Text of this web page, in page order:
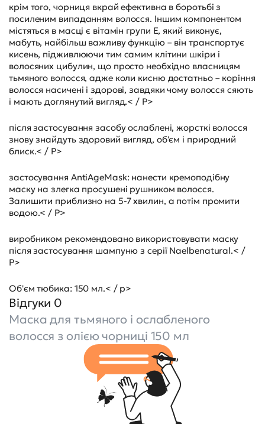
крім того, чорниця вкрай ефективна в боротьбі з
посиленим випаданням волосся. Іншим компонентом
містяться в масці є вітамін групи Е, який виконує,
мабуть, найбільш важливу функцію – він транспортує
кисень, підживлюючи тим самим клітини шкіри і
волосяних цибулин, що просто необхідно власницям
тьмяного волосся, адже коли кисню достатньо – коріння
волосся насичені і здорові, завдяки чому волосся сяють
і мають доглянутий вигляд.< / P>
після застосування засобу ослаблені, жорсткі волосся
знову знайдуть здоровий вигляд, об'єм і природний
блиск.< / P>
застосування AntiAgeMask: нанести кремоподібну
маску на злегка просушені рушником волосся.
Залишити приблизно на 5-7 хвилин, а потім промити
водою.< / P>
виробником рекомендовано використовувати маску
після застосування шампуню з серії Naelbenatural.< /
P>
Об'єм тюбика: 150 мл.< / p>
Відгуки 0
Маска для тьмяного і ослабленого
волосся з олією чорниці 150 мл